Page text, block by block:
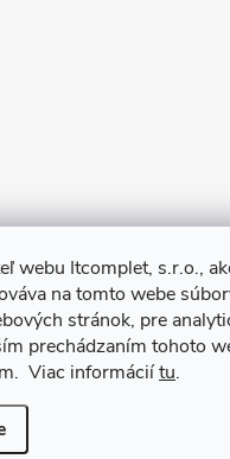
webu Itcomplet, s.r.o.,
na tomto webe
stránok, pre
prechádzaním tohoto
Viac informáciítu.
cookies